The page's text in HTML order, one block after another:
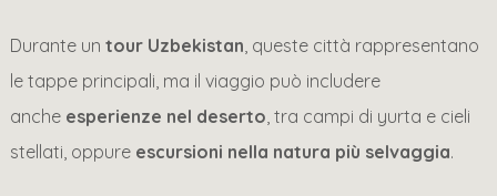
Durante un tour Uzbekistan , queste città rappresentano
le tappe principali, ma il viaggio può includere
anche esperienze nel deserto , tra campi di yurta e cieli
stellati, oppure escursioni nella natura più selvaggia.